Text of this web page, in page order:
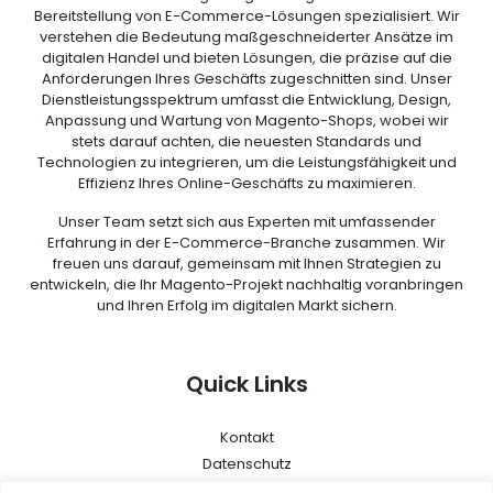
Bereitstellung von E-Commerce-Lösungen spezialisiert. Wir
verstehen die Bedeutung maßgeschneiderter Ansätze im
digitalen Handel und bieten Lösungen, die präzise auf die
Anforderungen Ihres Geschäfts zugeschnitten sind. Unser
Dienstleistungsspektrum umfasst die Entwicklung, Design,
Anpassung und Wartung von Magento-Shops, wobei wir
stets darauf achten, die neuesten Standards und
Technologien zu integrieren, um die Leistungsfähigkeit und
Effizienz Ihres Online-Geschäfts zu maximieren.
Unser Team setzt sich aus Experten mit umfassender
Erfahrung in der E-Commerce-Branche zusammen. Wir
freuen uns darauf, gemeinsam mit Ihnen Strategien zu
entwickeln, die Ihr Magento-Projekt nachhaltig voranbringen
und Ihren Erfolg im digitalen Markt sichern.
Quick Links
Kontakt
Datenschutz